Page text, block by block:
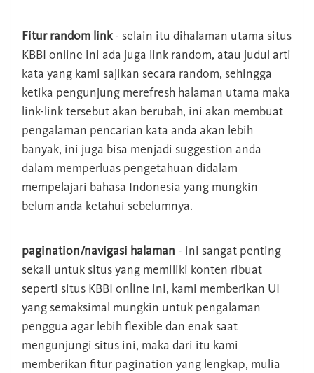
Fitur random link- selain itu dihalaman utama situs
KBBI online ini ada juga link random, atau judul arti
kata yang kami sajikan secara random, sehingga
ketika pengunjung merefresh halaman utama maka
link-link tersebut akan berubah, ini akan membuat
pengalaman pencarian kata anda akan lebih
banyak, ini juga bisa menjadi suggestion anda
dalam memperluas pengetahuan didalam
mempelajari bahasa Indonesia yang mungkin
belum anda ketahui sebelumnya.
pagination/navigasi halaman - ini sangat penting
sekali untuk situs yang memiliki konten ribuat
seperti situs KBBI online ini, kami memberikan UI
yang semaksimal mungkin untuk pengalaman
penggua agar lebih flexible dan enak saat
mengunjungi situs ini, maka dari itu kami
memberikan fitur pagination yang lengkap, mulia